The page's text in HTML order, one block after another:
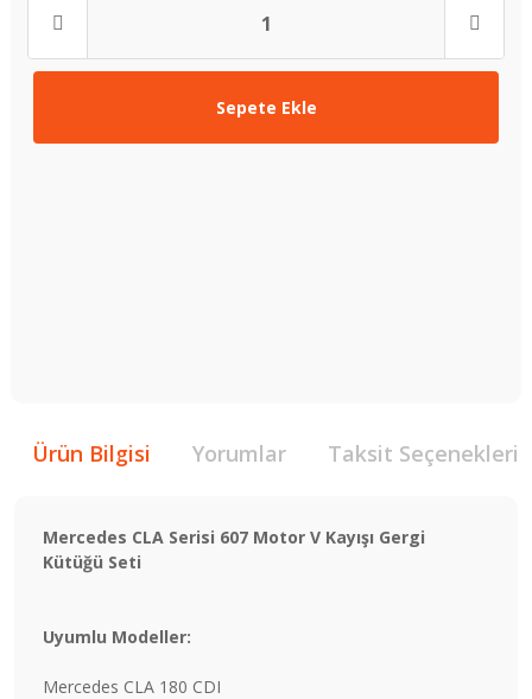
Sepete Ekle
Ürün Bilgisi Yorumlar Taksit Seçenekleri
Mercedes CLA Serisi 607 Motor V Kayışı Gergi
Kütüğü Seti
Uyumlu Modeller:
Mercedes CLA 180 CDI